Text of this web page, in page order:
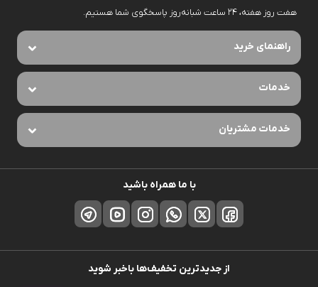
هفت روز هفته، ۲۴ ساعت شبانه‌روز پاسخگوی شما هستیم.
راهنمای خرید
خدمات
خدمات مشتریان
با ما همراه باشید
از جدیدترین تخفیف‌ها باخبر شوید